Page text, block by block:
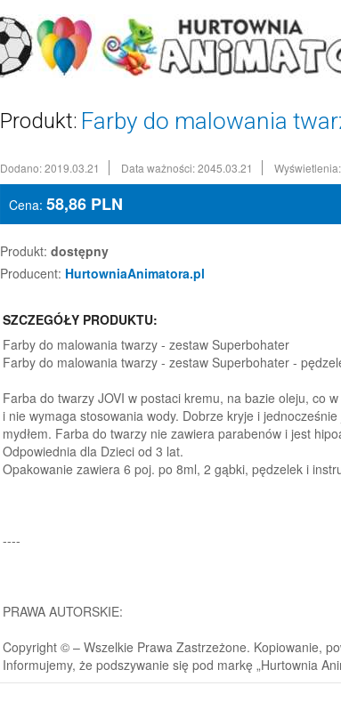
Produkt: Farby do malowania
Dodano: 2019.03.21 Data ważności: 2045.03.21
Cena: 58,86 PLN
Produkt: dostępny
Producent: HurtowniaAnimatora.pl
SZCZEGÓŁY PRODUKTU:
Farby do malowania twarzy - zestaw Superbohater
Farby do malowania twarzy - zestaw Superbohater -
Farba do twarzy JOVI w postaci kremu, na bazie oleju, co
i nie wymaga stosowania wody. Dobrze kryje i
mydłem. Farba do twarzy nie zawiera parabenów i jest
Odpowiednia dla Dzieci od 3 lat.
Opakowanie zawiera 6 poj. po 8ml, 2 gąbki, pędzelek i
----
PRAWA AUTORSKIE:
Copyright © – Wszelkie Prawa Zastrzeżone. Kopiowanie,
Informujemy, że podszywanie się pod markę „Hurtownia